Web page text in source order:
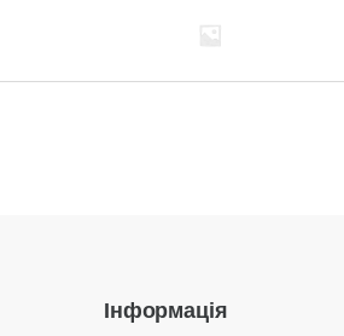
Інформація